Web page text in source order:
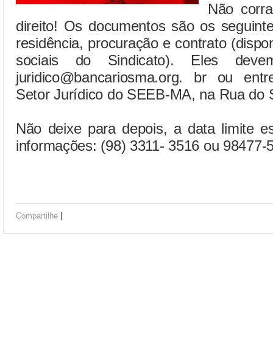
Não
direito! Os documentos são os
residência, procuração e contrato
sociais do Sindicato). Eles
juridico@bancariosma.org. br ou
Setor Jurídico do SEEB-MA, na Rua do
Não deixe para depois, a data limite
informações: (98) 3311- 3516 ou
Compartilhe |